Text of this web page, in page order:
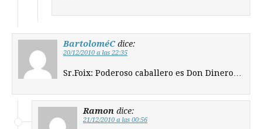
BartoloméC dice:
20/12/2010 a las 22:35
Sr.Foix: Poderoso caballero es Don Dinero…
Ramon dice:
21/12/2010 a las 00:56